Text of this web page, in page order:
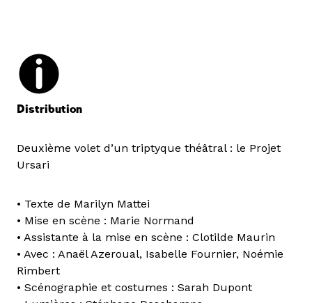
Distribution
Deuxième volet d’un triptyque théâtral : le Projet
Ursari
• Texte de Marilyn Mattei
• Mise en scène : Marie Normand
• Assistante à la mise en scène : Clotilde Maurin
• Avec : Anaël Azeroual, Isabelle Fournier, Noémie
Rimbert
• Scénographie et costumes : Sarah Dupont